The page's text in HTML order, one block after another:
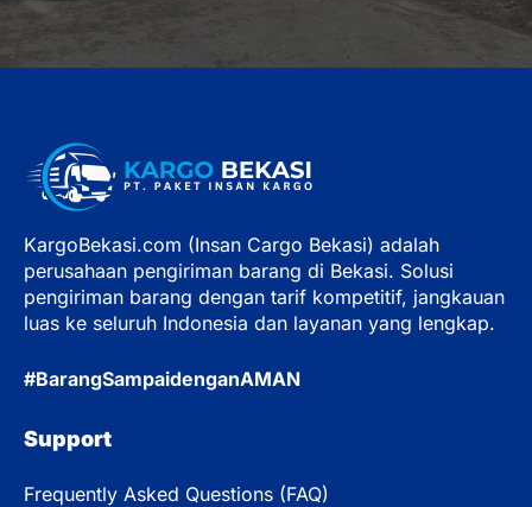
KargoBekasi.com (Insan Cargo Bekasi) adalah
perusahaan pengiriman barang di Bekasi. Solusi
pengiriman barang dengan tarif kompetitif, jangkauan
luas ke seluruh Indonesia dan layanan yang lengkap.
#BarangSampaidenganAMAN
Support
Frequently Asked Questions (FAQ)